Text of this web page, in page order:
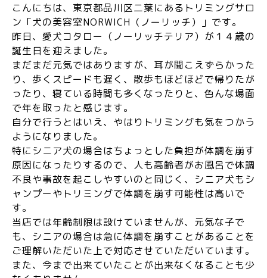
こんにちは、東京都品川区二葉にあるトリミングサロ
ン「犬の美容室NORWICH（ノーリッチ）」です。
昨日、愛犬コタロー（ノーリッチテリア）が１４歳の
誕生日を迎えました。
まだまだ元気ではありますが、耳が聞こえずらかった
り、歩くスピードも遅く、散歩もほどほどで帰りたが
ったり、寝ている時間も多くなったりと、色んな場面
で年を取ったと感じます。
自分で行うとはいえ、やはりトリミングも気をつかう
ようになりました。
特にシニア犬の場合はちょっとした負担が体調を崩す
原因になったりするので、人も高齢者がお風呂で体調
不良や事故を起こしやすいのと同じく、シニア犬もシ
ャンプーやトリミングで体調を崩す可能性は高いで
す。
当店では年齢制限は設けていませんが、元気な子で
も、シニアの場合は急に体調を崩すことがあることを
ご理解いただいた上で対応させていただいています。
また、今まで出来ていたことが出来なくなることも少